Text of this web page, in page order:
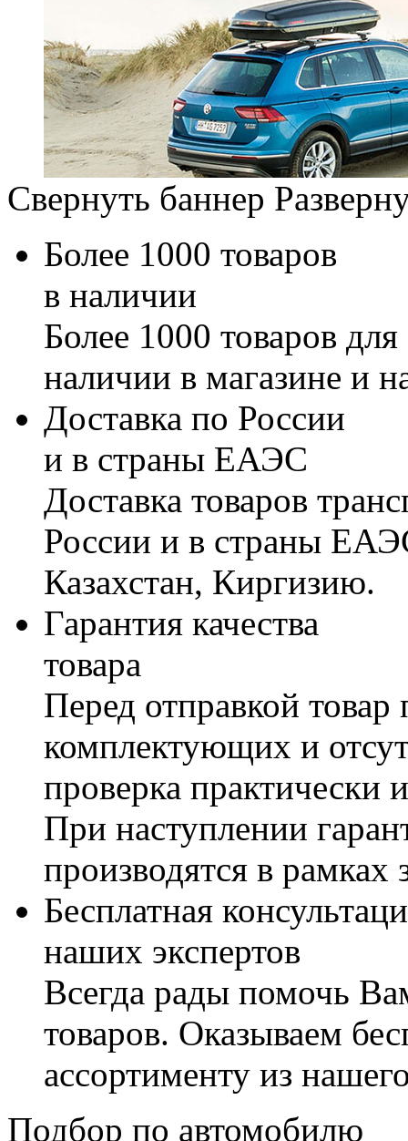
Свернуть баннер
Более 1000 товаров
в наличии
Более 1000 товаров
наличии в магазине и
Доставка по России
и в страны ЕАЭС
Доставка товаров
России и в страны
Казахстан, Киргизию.
Гарантия качества
товара
Перед отправкой товар
комплектующих и
проверка практически
При наступлении
производятся в рамках
Бесплатная
наших экспертов
Всегда рады помочь
товаров. Оказываем
ассортименту из
Подбор по автомобилю